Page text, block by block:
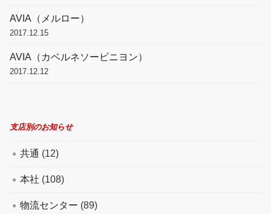
AVIA（メルロー）
2017.12.15
AVIA（カベルネソービニヨン）
2017.12.12
支店別のお知らせ
共通 (12)
本社 (108)
物流センター (89)